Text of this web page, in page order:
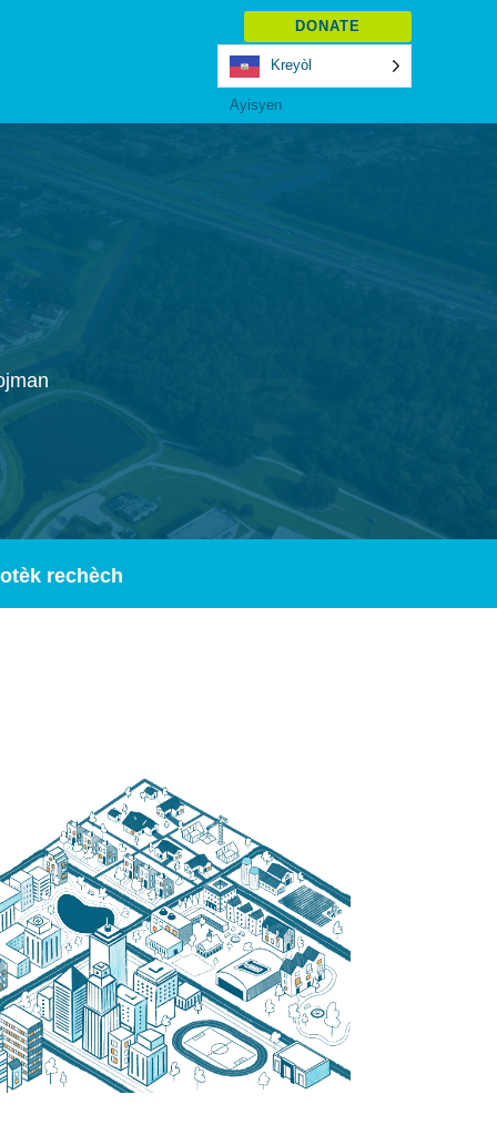
DONATE
Kreyòl
Ayisyen
rechèch